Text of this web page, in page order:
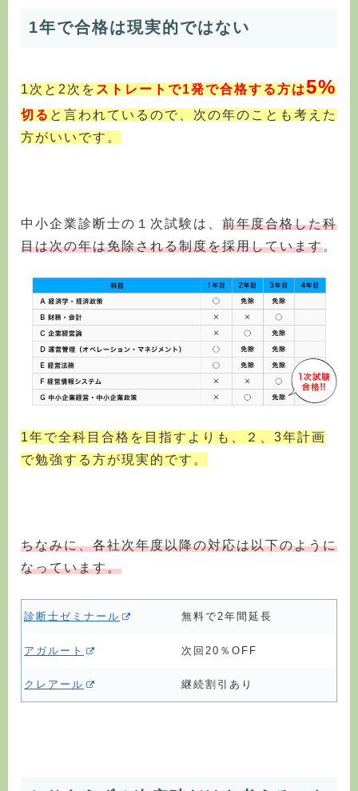
1年で合格は現実的ではない
1次と2次を ストレートで1発で合格する方は5%
切る と言われているので、次の年のことも考えた
方がいいです。
中小企業診断士の１次試験は、 前年度合格した科
目は次の年は免除される制度を採用しています。
1年で全科目合格を目指すよりも、２、3年計画
で勉強する方が現実的です。
ちなみに、各社次年度以降の対応は以下のように
なっています。
診断士ゼミナール 無料で2年間延長
アガルート 次回20％OFF
クレアール 継続割引あり